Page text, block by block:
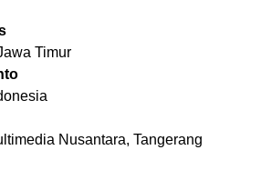
Timur
Nusantara, Tangerang